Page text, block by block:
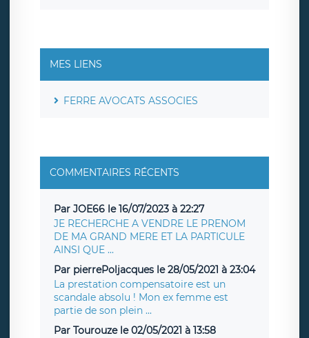
MES LIENS
FERRE AVOCATS ASSOCIES
COMMENTAIRES RÉCENTS
Par JOE66 le 16/07/2023 à 22:27
JE RECHERCHE A VENDRE LE PRENOM
DE MA GRAND MERE ET LA PARTICULE
AINSI QUE ...
Par pierrePoljacques le 28/05/2021 à 23:04
La prestation compensatoire est un
scandale absolu ! Mon ex femme est
partie de son plein ...
Par Tourouze le 02/05/2021 à 13:58